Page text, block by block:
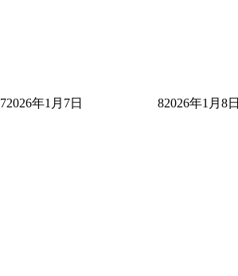
72026年1月7日 82026年1月8日